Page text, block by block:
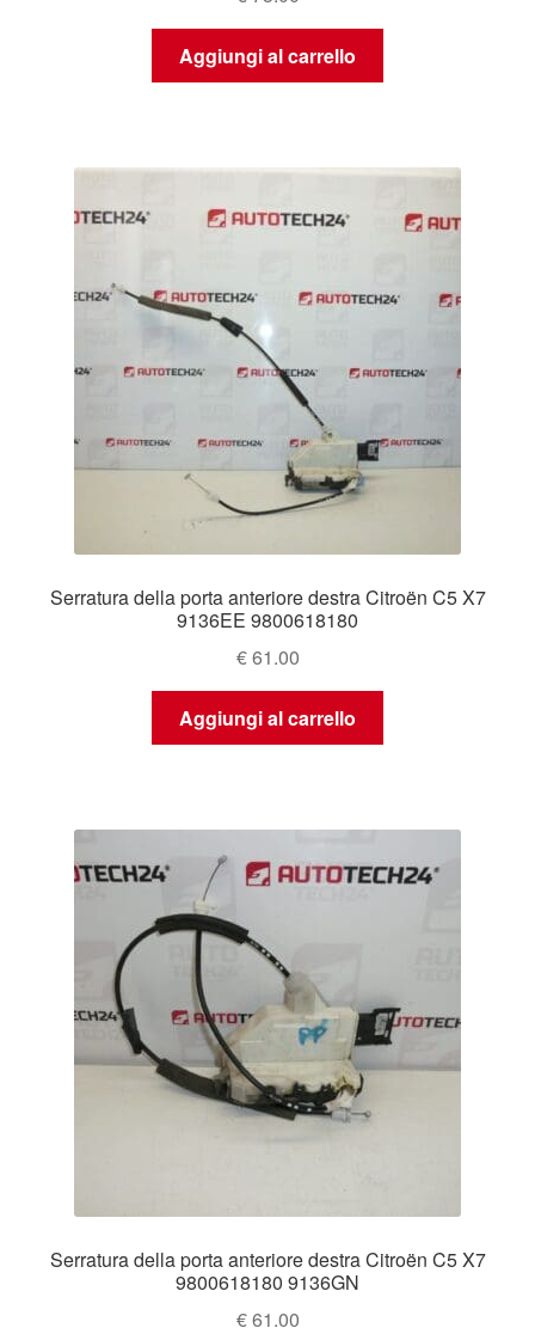
Aggiungi al carrello
Serratura della porta anteriore destra Citroën C5 X7
9136EE 9800618180
€61.00
Aggiungi al carrello
Serratura della porta anteriore destra Citroën C5 X7
9800618180 9136GN
€61.00